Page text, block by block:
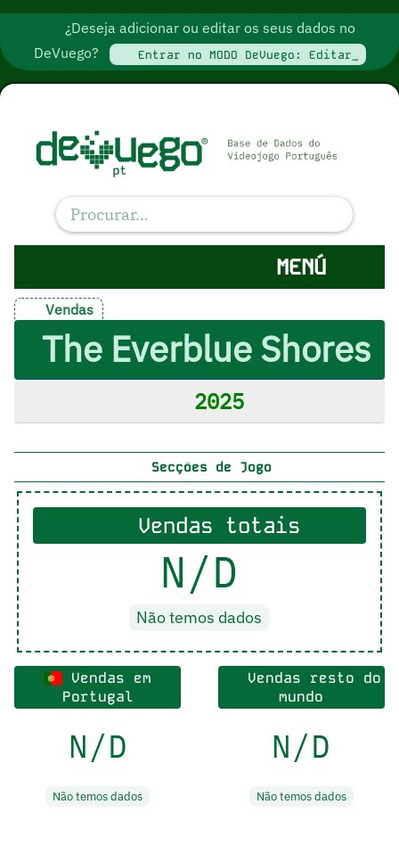
¿Deseja adicionar ou editar os seus dados no
DeVuego?
Entrar no MODO DeVuego: Editar_
MENÚ
Vendas
The Everblue Shores
2025
Secções de Jogo
Vendas totais
N/D
Não temos dados
Vendas em
Portugal
N/D
Não temos dados
Vendas resto do
mundo
N/D
Não temos dados